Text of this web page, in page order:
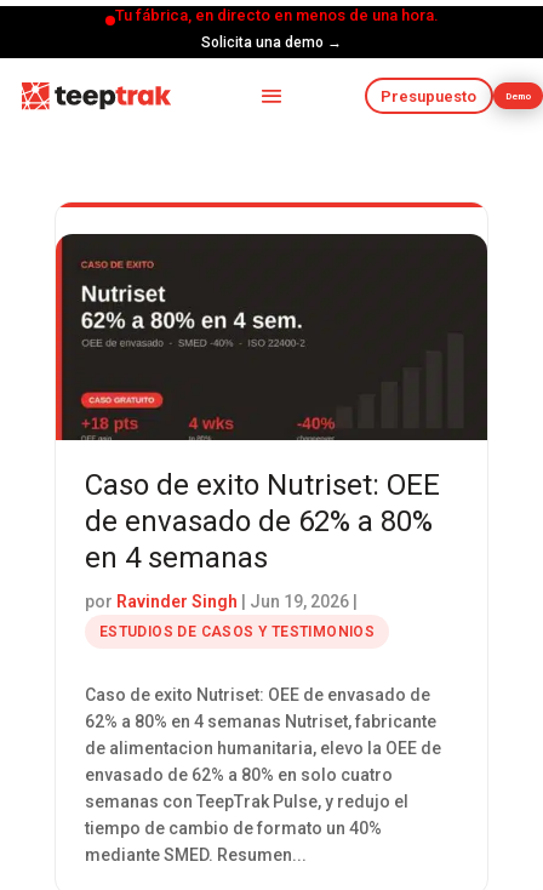
Tu fábrica, en directo en menos de una hora.
Solicita una demo →
Presupuesto Demo
Caso de exito Nutriset: OEE
de envasado de 62% a 80%
en 4 semanas
por Ravinder Singh Jun 19, 2026|
ESTUDIOS DE CASOS Y TESTIMONIOS
Caso de exito Nutriset: OEE de envasado de
62% a 80% en 4 semanas Nutriset, fabricante
de alimentacion humanitaria, elevo la OEE de
envasado de 62% a 80% en solo cuatro
semanas con TeepTrak Pulse, y redujo el
tiempo de cambio de formato un 40%
mediante SMED. Resumen...